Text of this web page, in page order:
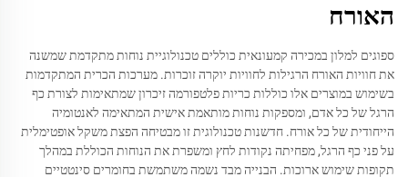
האורח
ספוגים למלון במכירה קמעונאית כוללים טכנולוגיית נוחות מתקדמת שמשנה
את חוויות האורח הרגילות לחוויות יוקרה זוכרות. מערכות הכרית המתקדמות
בשימוש במוצרים אלו כוללות כריות פלטפורמה זיכרון שמתאימות לצורת כף
הרגל של כל אדם, ומספקות נוחות מותאמת אישית המתאימה לאנטומיה
הייחודית של כל אורח. חדשנות טכנולוגית זו מבטיחה הפצת משקל אופטימלית
על פני כף הרגל, מפחיתה נקודות לחץ ומשפרת את הנוחות הכוללת במהלך
תקופות שימוש ארוכות. הבנייה מבד נשמה משתמשת בחומרים סינטטיים